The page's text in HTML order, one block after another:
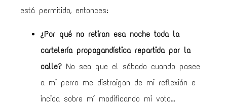
está permitido, entonces:
¿Por qué no retiran esa noche toda la
cartelería propagandística repartida por la
calle? No sea que el sábado cuando pasee
a mi perro me distraigan de mi reflexión e
incida sobre mí modificando mi voto…